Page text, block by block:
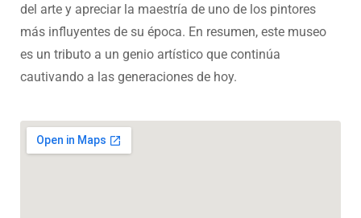
del arte y apreciar la maestría de uno de los pintores
más influyentes de su época. En resumen, este museo
es un tributo a un genio artístico que continúa
cautivando a las generaciones de hoy.